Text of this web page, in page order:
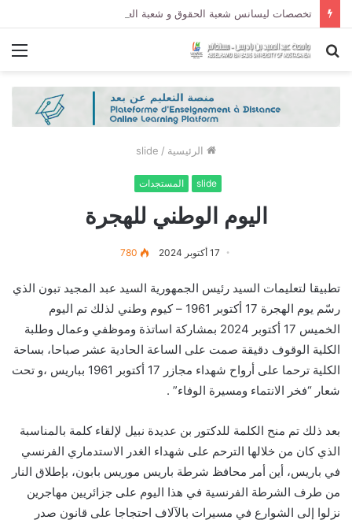
بحث
الرئيسية /
slide
slide المستجدات
اليوم الوطني للهجرة
17 أكتوبر 2024 780
تطبيقا لتعليمات السيد رئيس الجمهورية السيد عبد المجيد تبون الذي
رسّم يوم الهجرة 17 أكتوبر 1961 – كيوم وطني لذلك تم اليوم
الخميس 17 أكتوبر 2024 بمشاركة اساتذة وموظفي وعمال وطلبة
الكلية الوقوف دقيقة صمت على الساعة الحادية عشر صباحا، بساحة
الكلية ترحما على أرواح شهداء مجازر 17 أكتوبر 1961 بباريس ،و تحت
شعار “فخر الانتماء ومسيرة الوفاء” .
بعد ذلك تم منح الكلمة للدكتور بن عديدة نبيل لإلقاء كلمة بالمناسبة
الذي كان من خلالها الترحم على شهداء الغدر الاستدماري الفرنسي
في باريس، أين أمر محافظ شرطة باريس موريس بابون، بإطلاق النار
من طرف الشرطة الفرنسية في هذا اليوم على جزائريين مهاجرين
نزلوا إلى الشوارع في مسيرات بالآلاف احتجاجا على قانون صدر